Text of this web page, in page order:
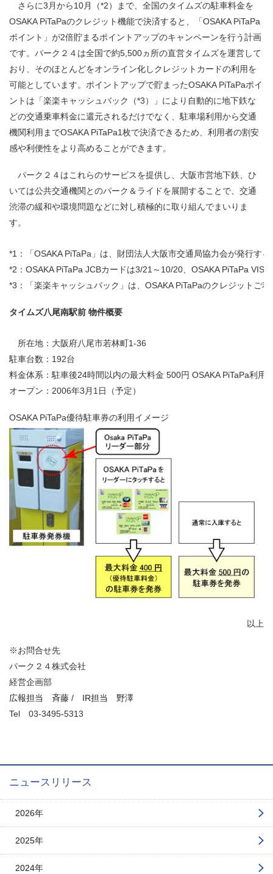
さらに3月から10月（*2）まで、全国のタイムズの駐車料金を
OSAKA PiTaPaのクレジット機能で決済すると、「OSAKA PiTaPa
ポイント」が2倍貯まるポイントアップのキャンペーンを行う計画
です。パーク２４は全国で約5,500ヵ所の直営タイムズを運営して
おり、そのほとんどをオンライン化しクレジットカードの利用を
可能としています。ポイントアップで貯まったOSAKA PiTaPaポイ
ントは「楽楽キャッシュバック（*3）」により自動的に地下鉄な
どの交通乗車料金に還元されるだけでなく、駐車場利用から交通
機関利用までOSAKA PiTaPa1枚で決済できるため、利用者の割安
感や利便性をより高めることができます。
パーク２４はこれらのサービスを提供し、大阪市営地下鉄、ひ
いては公共交通機関とのパーク＆ライドを展開することで、交通
渋滞の緩和や環境問題などに対し積極的に取り組んでまいりま
す。
*1：
「OSAKA PiTaPa」は、財団法人大阪市交通局協力会が発行
*2： OSAKA PiTaPa JCBカードは3/21～10/20、OSAKA PiTaPa
*3：
「楽楽キャッシュバック」は、OSAKA PiTaPaのクレジット
タイムズ八尾南駅前 物件概要
所在地： 大阪府八尾市若林町1-36
駐車台数： 192台
料金体系： 駐車後24時間以内の最大料金 500円 OSAKA PiTaPa利用
オープン： 2006年3月1日（予定）
OSAKA PiTaPa優待駐車券の利用イメージ
以上
※お問合せ先
パーク２４株式会社
経営企画部
広報担当 斉藤 / IR担当 野澤
Tel 03-3495-5313
ニュースリリース
2026年
2025年
2024年